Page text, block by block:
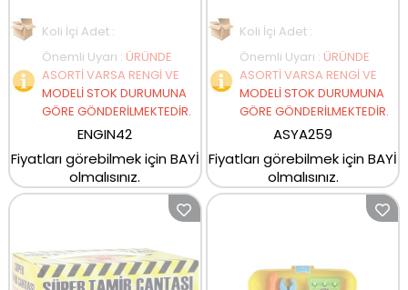
Koli İçi Adet :
Önemli Uyarı : ÜRÜNDE
ASORTİ VARSA RENGİ VE
MODELİ STOK DURUMUNA
GÖRE GÖNDERİLMEKTEDİR.
ENGIN42
Fiyatları görebilmek için BAYİ
olmalısınız.
Koli İçi Adet :
Önemli Uyarı : ÜRÜNDE
ASORTİ VARSA RENGİ VE
MODELİ STOK DURUMUNA
GÖRE GÖNDERİLMEKTEDİR.
ASYA259
Fiyatları görebilmek için BAYİ
olmalısınız.